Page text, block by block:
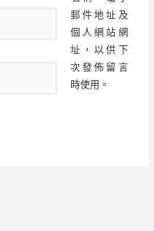
郵件地址及
個人網站網
址，以供下
次發佈留言
時使用。